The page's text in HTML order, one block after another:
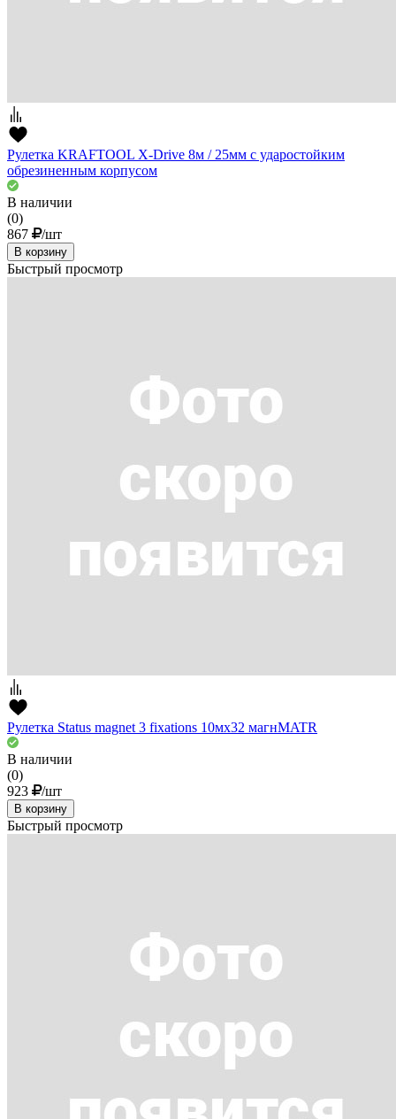
Рулетка KRAFTOOL X-Drive 8м / 25мм с ударостойким
обрезиненным корпусом
В наличии
(0)
867
/шт
В корзину
Быстрый просмотр
Рулетка Status magnet 3 fixations 10мх32 магнMATR
В наличии
(0)
923
/шт
В корзину
Быстрый просмотр